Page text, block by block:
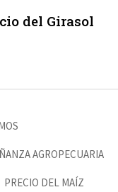
del Girasol
AGROPECUARIA
PRECIO DEL MAÍZ